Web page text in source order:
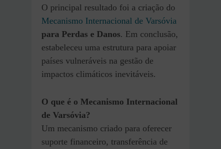
O principal resultado foi a criação do
Mecanismo Internacional de Varsóvia
para Perdas e Danos. Em conclusão,
estabeleceu uma estrutura para apoiar
países vulneráveis na gestão de
impactos climáticos inevitáveis.
O que é o Mecanismo Internacional
de Varsóvia?
Um mecanismo criado para oferecer
suporte financeiro, transferência de